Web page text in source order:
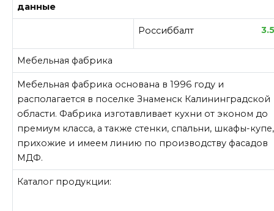
данные
Россиббалт
Мебельная фабрика
Мебельная фабрика основана в 1996 году и
располагается в поселке Знаменск Калининградской
области. Фабрика изготавливает кухни от эконом до
премиум класса, а также стенки, спальни, шкафы-купе,
прихожие и имеем линию по производству фасадов
МДФ.
Каталог продукции: